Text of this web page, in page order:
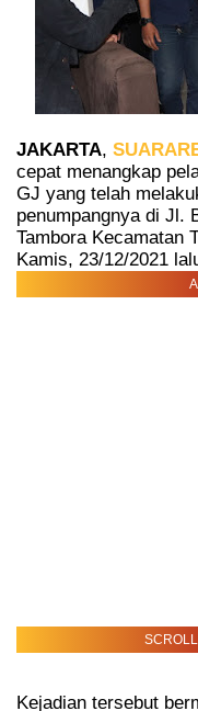
JAKARTA,
cepat menangkap
GJ yang telah
penumpangnya di Jl.
Tambora Kecamatan
Kamis, 23/12/2021
Kejadian tersebut